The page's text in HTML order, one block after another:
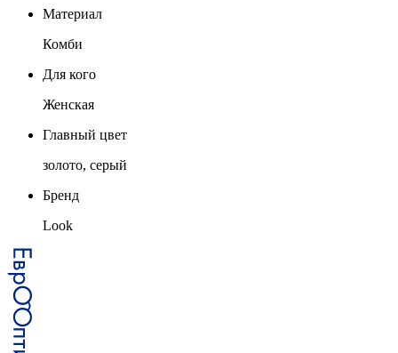
Материал
Комби
Для кого
Женская
Главный цвет
золото, серый
Бренд
Look